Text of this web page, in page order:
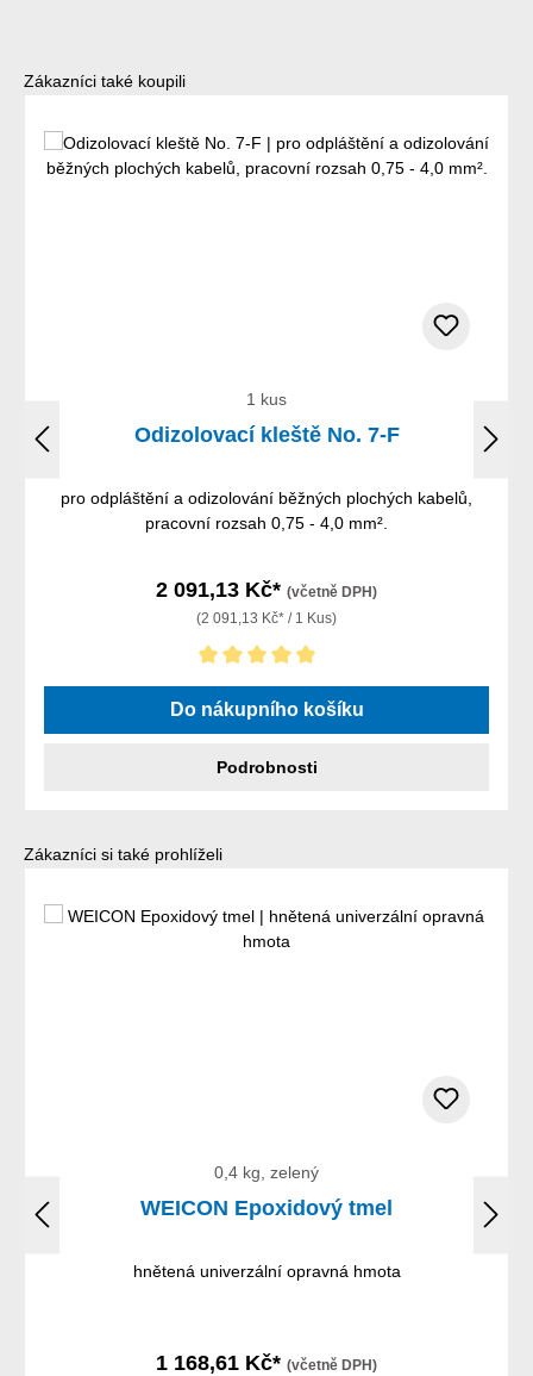
Přeskočit galerii produktů
Zákazníci také koupili
1 kus
Odizolovací kleště No. 7-F
pro odpláštění a odizolování běžných plochých kabelů,
pracovní rozsah 0,75 - 4,0 mm².
2 091,13 Kč* (včetně DPH)
(2 091,13 Kč* / 1 Kus)
Průměrné hodnocení 5 z 5 hvězd
Do nákupního košíku
Podrobnosti
Přeskočit galerii produktů
Zákazníci si také prohlíželi
0,4 kg, zelený
WEICON Epoxidový tmel
hnětená univerzální opravná hmota
1 168,61 Kč* (včetně DPH)